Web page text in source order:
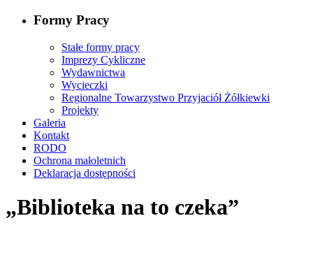
Formy Pracy
Stałe formy pracy
Imprezy Cykliczne
Wydawnictwa
Wycieczki
Regionalne Towarzystwo Przyjaciół Żółkiewki
Projekty
Galeria
Kontakt
RODO
Ochrona małoletnich
Deklaracja dostępności
„Biblioteka na to czeka”